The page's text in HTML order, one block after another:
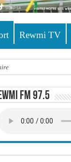
Rewmi TV
FM 97.5